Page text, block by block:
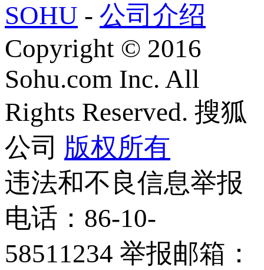
SOHU - 公司介绍
Copyright © 2016
Sohu.com Inc. All
Rights Reserved. 搜狐
公司 版权所有
违法和不良信息举报
电话：86-10-
58511234 举报邮箱：